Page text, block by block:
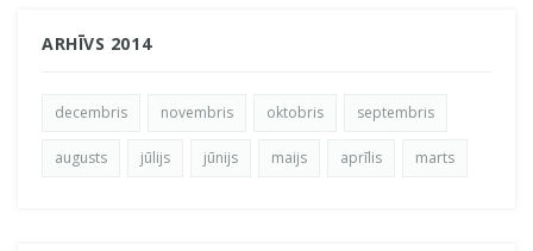
ARHĪVS 2014
decembris novembris oktobris septembris
augusts jūlijs jūnijs maijs aprīlis marts